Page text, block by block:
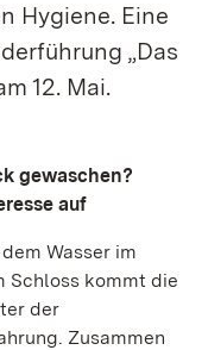
Hygiene. Eine
„Das
12. Mai.
gewaschen?
auf
Wasser im
Schloss kommt die
der
Zusammen